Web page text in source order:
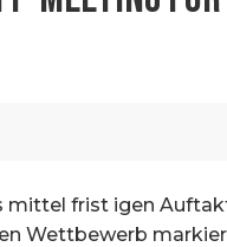
mittel frist igen
Wettbewerb